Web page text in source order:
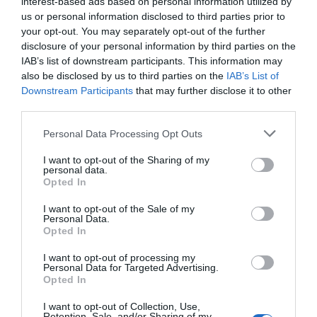
us or personal information disclosed to third parties prior to
your opt-out. You may separately opt-out of the further
disclosure of your personal information by third parties on the
IAB’s list of downstream participants. This information may
also be disclosed by us to third parties on the IAB’s List of
Downstream Participants that may further disclose it to other
Personal Data Processing Opt Outs
I want to opt-out of the Sharing of my
personal data.
Opted In
I want to opt-out of the Sale of my
Personal Data.
Opted In
I want to opt-out of processing my
Personal Data for Targeted Advertising.
Opted In
I want to opt-out of Collection, Use,
vasca da bagno o idromassaggio.
Camere disponibili: Singola, Doppia, Matrimoniale, Tripla, Quadrupla,
Doppia uso Singola, Doppia Suite.
Servizi Inclusi nel prezzo
comuni
Biglietteria Aerea
Cambio Valuta
Cassaforte
Check In e Check Out Rapidi
Connessione ad Internet
Deposito Bagagli
Informazioni Turistiche
Lustrascarpe
Noleggio Biciclette
Parcheggio Interno Coperto
Parcheggio Interno in box Privato
Reception - 24 ore su 24
Sala TV
Servizio Fax
Servizio Fotocopiatrice
Transfer da/per Fiera
Ristorante e Bar
La struttura offre un servizio Ristorazione raffinato e speciale basato
sull'ottima qualità del cibo e sull'atmosfera confortevole degli ambienti.
Il Ristorante "La Fornace" offre specialità in grado di deliziare i palati più
un coctail o assaporare piatti freschi o leggeri dall'incantevole terrazza
Descrizione Sala Riunioni/Sala
Meeting/Sala Congressi
L'hotel dispone di un'ampia sala modernamente attrezzata con capienza
massima di 150 persone.
Ottimo spazio per congressi e incontri di lavoro, si rivela anche un
Servizi a Pagamento
Ciclismo
Cucina Dietetica
Cucina Internazionale
Cucina Tipica Locale
Lavaggio a secco
Massaggi
Noleggio Apparecchiature per
Meeting / Congressi
Caratteristiche dell'hotel
Camere Fumatori
Camere antiallergiche
Camere familiari